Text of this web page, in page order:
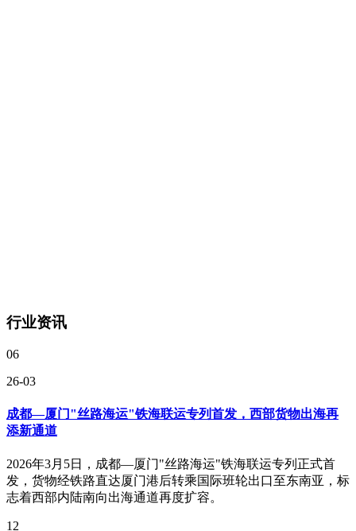
行业资讯
06
26-03
成都—厦门"丝路海运"铁海联运专列首发，西部货物出海再
添新通道
2026年3月5日，成都—厦门"丝路海运"铁海联运专列正式首
发，货物经铁路直达厦门港后转乘国际班轮出口至东南亚，标
志着西部内陆南向出海通道再度扩容。
12